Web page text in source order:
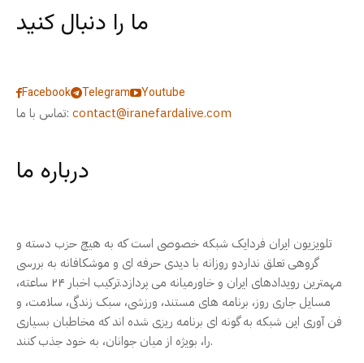
ما را دنبال کنید
Facebook Telegram
Youtube
تماس با ما: contact@iranefardalive.com
درباره ما
تلویزیون ایران فردایک شبکه خصوصی است که به هیچ حزب دسته و
گروهی تعلق نداردو روزانه با دیدی حرفه ای و موشکافانه به بررسی
مهمترین رویدادهای ایران و خاورمیانه می پردازد.ترکیب اخبار ۲۴ ساعته،
مسایل جاری روز، برنامه های مستند، ورزشی، سبک زندگی، سلامت، و
فن آوری این شبکه به گونه ای برنامه ریزی شده اند که مخاطبان بسیاری
را، بویژه از میان جوانان، به خود جذب کنند.